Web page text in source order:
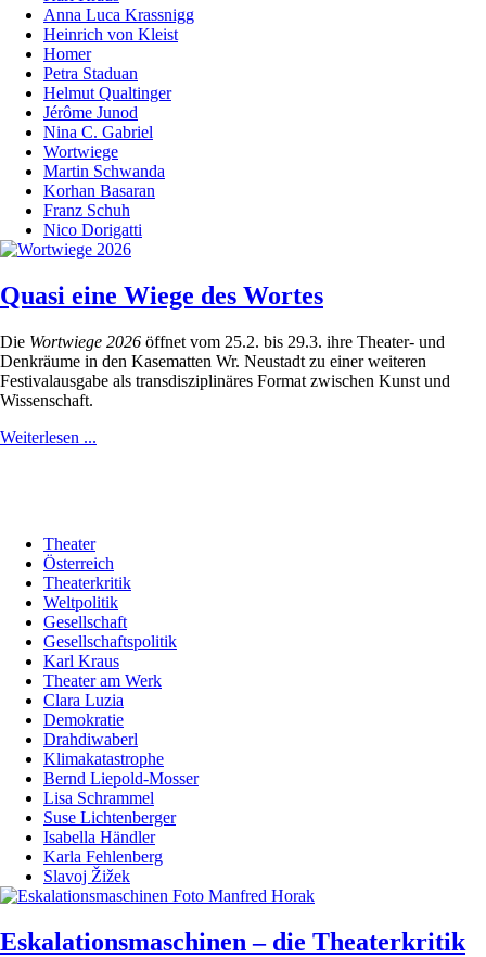
Anna Luca Krassnigg
Heinrich von Kleist
Homer
Petra Staduan
Helmut Qualtinger
Jérôme Junod
Nina C. Gabriel
Wortwiege
Martin Schwanda
Korhan Basaran
Franz Schuh
Nico Dorigatti
Quasi eine Wiege des Wortes
Die Wortwiege 2026 öffnet vom 25.2. bis 29.3. ihre Theater- und
Denkräume in den Kasematten Wr. Neustadt zu einer weiteren
Festivalausgabe als transdisziplinäres Format zwischen Kunst und
Wissenschaft.
Weiterlesen ...
Theater
Österreich
Theaterkritik
Weltpolitik
Gesellschaft
Gesellschaftspolitik
Karl Kraus
Theater am Werk
Clara Luzia
Demokratie
Drahdiwaberl
Klimakatastrophe
Bernd Liepold-Mosser
Lisa Schrammel
Suse Lichtenberger
Isabella Händler
Karla Fehlenberg
Slavoj Žižek
Eskalationsmaschinen – die Theaterkritik